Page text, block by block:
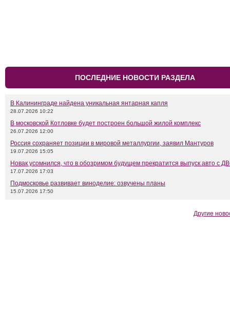
ПОСЛЕДНИЕ НОВОСТИ РАЗДЕЛА
В Калининграде найдена уникальная янтарная капля
28.07.2026 10:22
В московской Котловке будет построен большой жилой комплекс
26.07.2026 12:00
Россия сохраняет позиции в мировой металлургии, заявил Мантуров
19.07.2026 15:05
Новак усомнился, что в обозримом будущем прекратится выпуск авто с
17.07.2026 17:03
Подмосковье развивает виноделие: озвучены планы
15.07.2026 17:50
Другие